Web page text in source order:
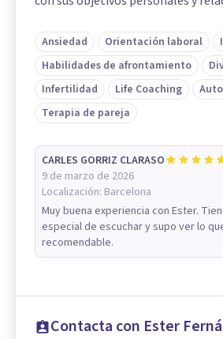
Ansiedad Orientación laboral
Habilidades de afrontamiento
Infertilidad
Life Coaching
Terapia de pareja
CARLES GORRIZ CLARASO
9 de marzo de 2026
Localización: Barcelona
Muy buena experiencia con Ester.
especial de escuchar y supo ver lo
recomendable.
Contacta con Ester